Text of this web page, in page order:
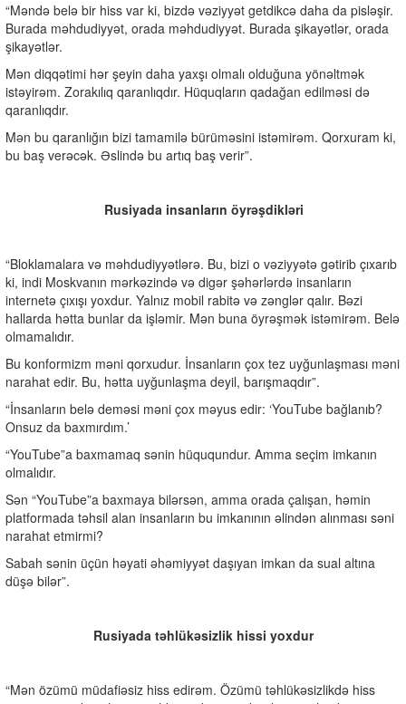
“Məndə belə bir hiss var ki, bizdə vəziyyət getdikcə daha da pisləşir.
Burada məhdudiyyət, orada məhdudiyyət. Burada şikayətlər, orada
şikayətlər.
Mən diqqətimi hər şeyin daha yaxşı olmalı olduğuna yönəltmək
istəyirəm. Zorakılıq qaranlıqdır. Hüquqların qadağan edilməsi də
qaranlıqdır.
Mən bu qaranlığın bizi tamamilə bürüməsini istəmirəm. Qorxuram ki,
bu baş verəcək. Əslində bu artıq baş verir”.
Rusiyada insanların öyrəşdikləri
“Bloklamalara və məhdudiyyətlərə. Bu, bizi o vəziyyətə gətirib çıxarıb
ki, indi Moskvanın mərkəzində və digər şəhərlərdə insanların
internetə çıxışı yoxdur. Yalnız mobil rabitə və zənglər qalır. Bəzi
hallarda hətta bunlar da işləmir. Mən buna öyrəşmək istəmirəm. Belə
olmamalıdır.
Bu konformizm məni qorxudur. İnsanların çox tez uyğunlaşması məni
narahat edir. Bu, hətta uyğunlaşma deyil, barışmaqdır”.
“İnsanların belə deməsi məni çox məyus edir: ‘YouTube bağlanıb?
Onsuz da baxmırdım.’
“YouTube”a baxmamaq sənin hüququndur. Amma seçim imkanın
olmalıdır.
Sən “YouTube”a baxmaya bilərsən, amma orada çalışan, həmin
platformada təhsil alan insanların bu imkanının əlindən alınması səni
narahat etmirmi?
Sabah sənin üçün həyati əhəmiyyət daşıyan imkan da sual altına
düşə bilər”.
Rusiyada təhlükəsizlik hissi yoxdur
“Mən özümü müdafiəsiz hiss edirəm. Özümü təhlükəsizlikdə hiss